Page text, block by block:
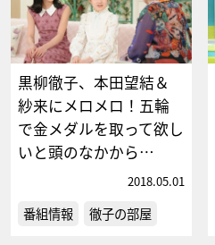
黒柳徹子、本田望結＆
紗来にメロメロ！五輪
で金メダルを取って欲し
いと頭のなかから…
2018.05.01
番組情報 徹子の部屋